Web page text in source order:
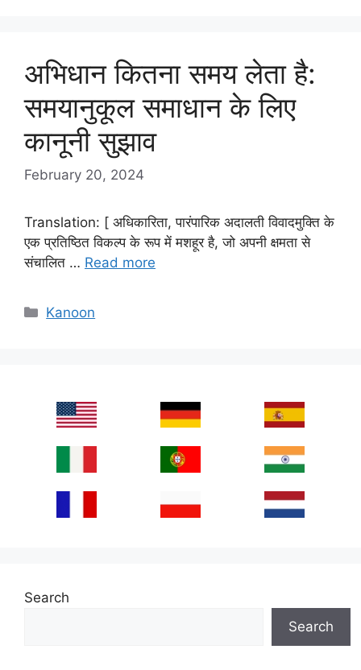
अभिधान कितना समय लेता है:
समयानुकूल समाधान के लिए
कानूनी सुझाव
February 20, 2024
Translation: [ अधिकारिता, पारंपारिक अदालती विवादमुक्ति के
एक प्रतिष्ठित विकल्प के रूप में मशहूर है, जो अपनी क्षमता से
संचालित … Read more
Categories
Kanoon
Search
Search